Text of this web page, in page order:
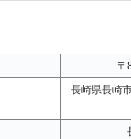
〒
長崎県長崎